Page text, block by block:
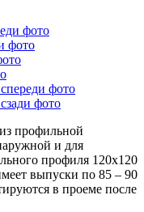
профильной
и для
профиля 120х120
выпуски по 85 – 90
в проеме после